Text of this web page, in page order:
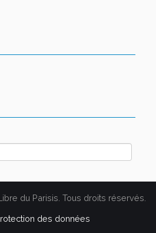
du Parisis. Tous droits réservés.
des données